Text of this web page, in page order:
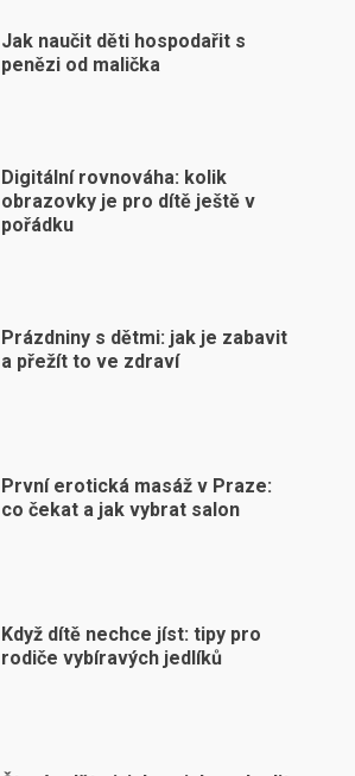
Jak naučit děti hospodařit s
penězi od malička
Digitální rovnováha: kolik
obrazovky je pro dítě ještě v
pořádku
Prázdniny s dětmi: jak je zabavit
a přežít to ve zdraví
První erotická masáž v Praze:
co čekat a jak vybrat salon
Když dítě nechce jíst: tipy pro
rodiče vybíravých jedlíků